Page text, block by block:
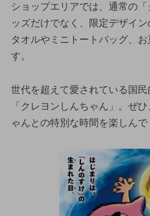
ショップエリアでは、通常の
ッズだけでなく、限定デザイ
タオルやミニトートバッグ、
す。
世代を超えて愛されている国
「クレヨンしんちゃん」。ぜ
ゃんとの特別な時間を楽しんで